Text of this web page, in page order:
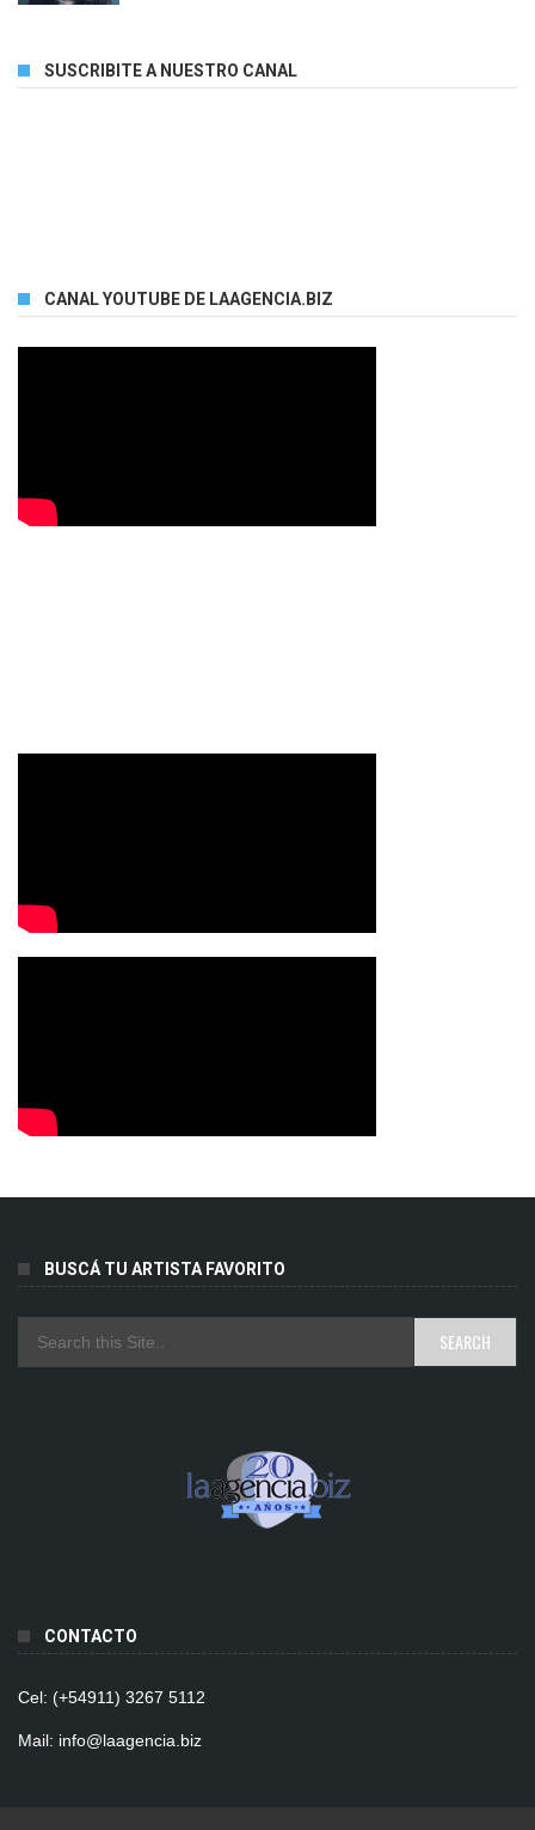
SUSCRIBITE A NUESTRO CANAL
CANAL YOUTUBE DE LAAGENCIA.BIZ
BUSCÁ TU ARTISTA FAVORITO
CONTACTO
Cel: (+54911) 3267 5112
Mail: info@laagencia.biz